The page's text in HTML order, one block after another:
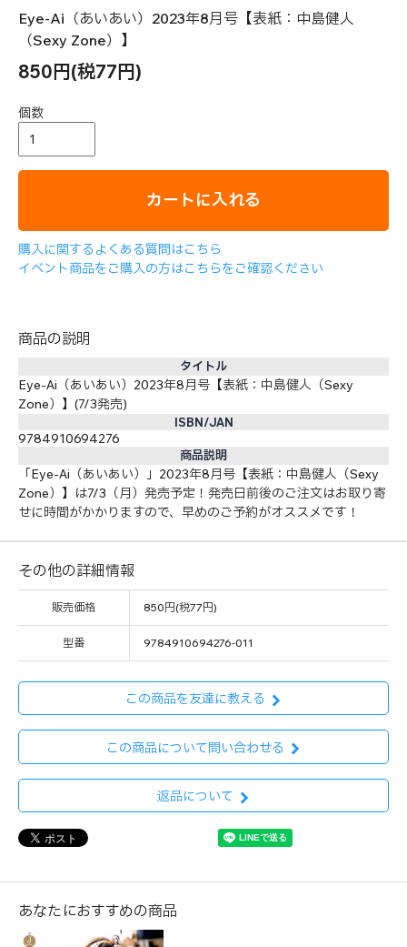
Eye-Ai（あいあい）2023年8月号【表紙：中島健人
（Sexy Zone）】
850円(税77円)
個数
カートに入れる
購入に関するよくある質問はこちら
イベント商品をご購入の方はこちらをご確認ください
商品の説明
タイトル
Eye-Ai（あいあい）2023年8月号【表紙：中島健人（Sexy
Zone）】(7/3発売)
ISBN/JAN
9784910694276
商品説明
「Eye-Ai（あいあい）」2023年8月号【表紙：中島健人（Sexy
Zone）】は7/3（月）発売予定！発売日前後のご注文はお取り寄
せに時間がかかりますので、早めのご予約がオススメです！
その他の詳細情報
販売価格 850円(税77円)
型番 9784910694276-011
この商品を友達に教える
この商品について問い合わせる
返品について
あなたにおすすめの商品